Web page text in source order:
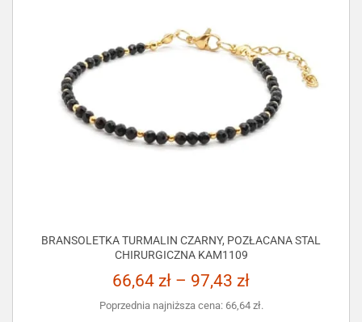
BRANSOLETKA TURMALIN CZARNY, POZŁACANA STAL
CHIRURGICZNA KAM1109
66,64 zł – 97,43 zł
Poprzednia najniższa cena: 66,64 zł.